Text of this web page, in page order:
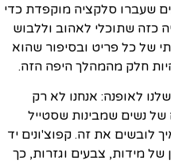
שעברו סלקציה מוקפדת כדי
כזה שתוכלי לאהוב וללבוש
של כל פריט ובסיפור שהוא
חלק מהמהלך היפה הזה.
לאופנה: אנחנו לא רק
של נשים שמבינות שסטייל
לובשים את זה. קפוצ'ונים יד
של מידות, צבעים וגזרות, כך